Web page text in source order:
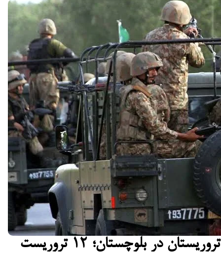
عملیات بزرگ علیه تروریستان در بلوچستان؛ ۱۲ تروریست